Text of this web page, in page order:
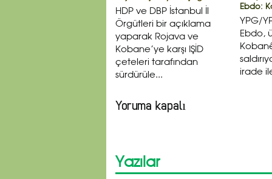
HDP ve DBP İstanbul İl
Örgütleri bir açıklama
yaparak Rojava ve
Kobane’ye karşı IŞİD
çeteleri tarafından
sürdürüle...
Ebdo:
YPG/
Ebdo,
irade
Yoruma kapalı
Yazılar